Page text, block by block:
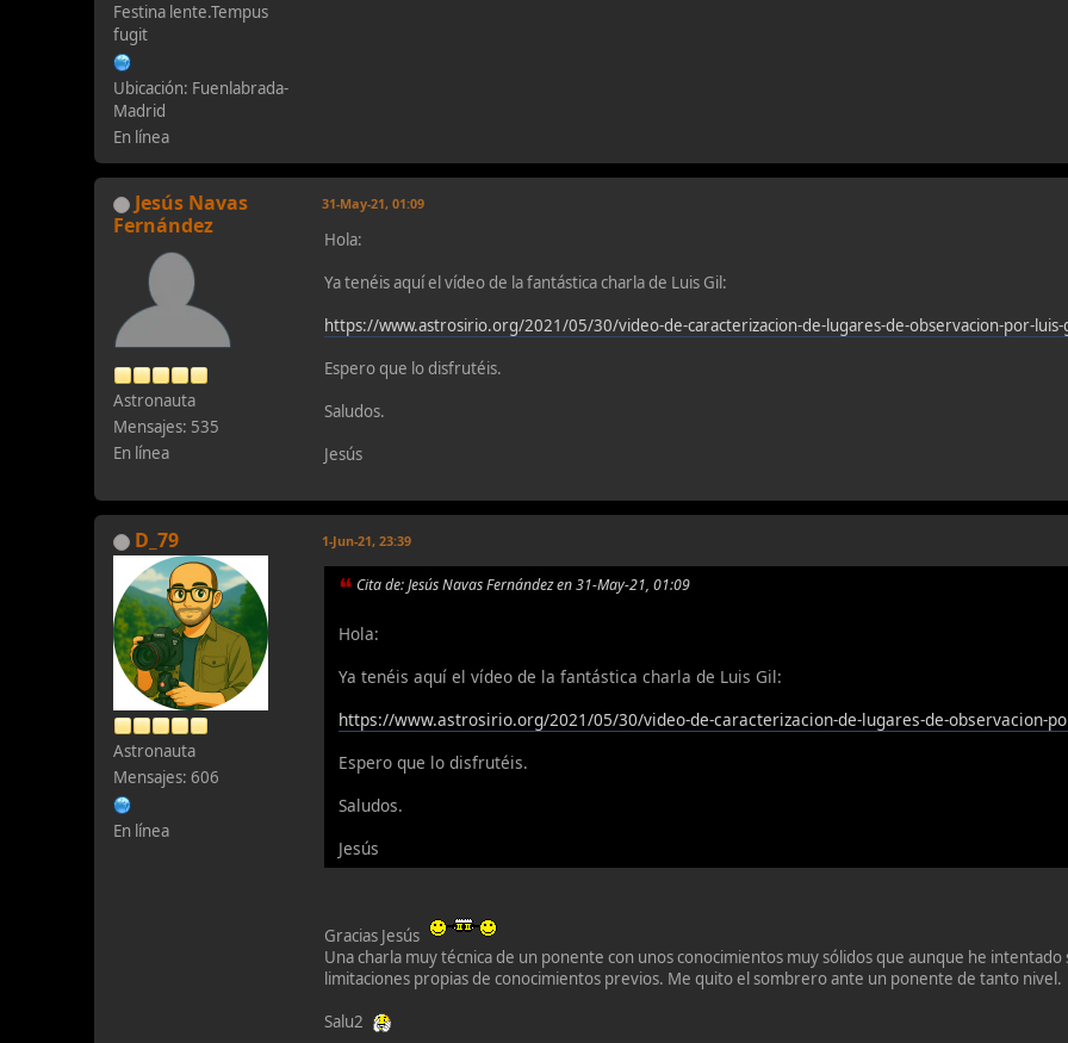
Festina lente.Tempus
fugit
Ubicación: Fuenlabrada-
Madrid
En línea
Jesús Navas
Fernández
Astronauta
Mensajes: 535
En línea
31-May-21, 01:09
Hola:
Ya tenéis aquí el vídeo de la fantástica charla de Luis Gil:
https://www.astrosirio.org/2021/05/30/video-de-caracterizacion-de-lugares-de-observacion-por-
Espero que lo disfrutéis.
Saludos.
Jesús
D_79
Astronauta
Mensajes: 606
En línea
1-Jun-21, 23:39
Cita de: Jesús Navas Fernández en 31-May-21, 01:09
Hola:
Ya tenéis aquí el vídeo de la fantástica charla de Luis Gil:
https://www.astrosirio.org/2021/05/30/video-de-caracterizacion-de-lugares-de-observacion-
Espero que lo disfrutéis.
Saludos.
Jesús
Gracias Jesús
Una charla muy técnica de un ponente con unos conocimientos muy sólidos que aunque he
limitaciones propias de conocimientos previos. Me quito el sombrero ante un ponente de tanto nivel.
Salu2